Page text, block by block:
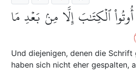
ٱلۡكِتَٰبَ إِلَّا مِنۢ بَعۡدِ مَا
Und diejenigen, denen die Schrift
haben sich nicht eher gespalten,